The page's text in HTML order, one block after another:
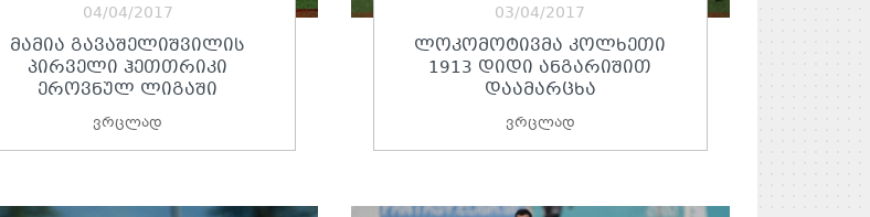
04/04/2017
ᲛᲐᲛᲘᲐ ᲒᲐᲕᲐᲨᲔᲚᲘᲨᲕᲘᲚᲘᲡ
ᲞᲘᲠᲕᲔᲚᲘ ᲰᲔᲗᲗᲠᲘᲙᲘ
ᲔᲠᲝᲕᲜᲣᲚ ᲚᲘᲒᲐᲨᲘ
ვრცლად
03/04/2017
ᲚᲝᲙᲝᲛᲝᲢᲘᲕᲛᲐ ᲙᲝᲚᲮᲔᲗᲘ
1913 ᲓᲘᲓᲘ ᲐᲜᲒᲐᲠᲘᲨᲘᲗ
ᲓᲐᲐᲛᲐᲠᲪᲮᲐ
ვრცლად